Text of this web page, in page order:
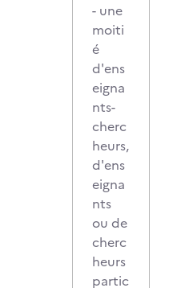
- une
moiti
é
d'ens
eigna
nts-
cherc
heurs,
d'ens
eigna
nts
ou de
cherc
heurs
partic